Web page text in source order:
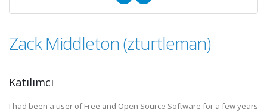
Zack Middleton (zturtleman)
Katılımcı
I had been a user of Free and Open Source Software for a few years